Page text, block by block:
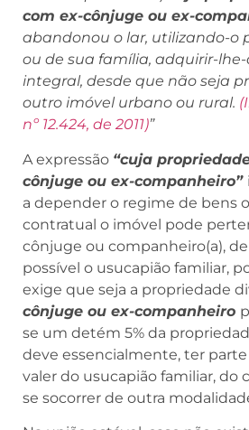
com ex-cônjuge ou ex-
abandonou o lar, utilizando-o
ou de sua família, adquirir-
integral, desde que não seja
outro imóvel urbano ou rural.
nº 12.424, de 2011)”
A expressão “cuja
cônjuge ou ex-companheiro”
a depender o regime de bens
contratual o imóvel pode
cônjuge ou companheiro(a),
possível o usucapião familiar,
exige que seja a propriedade
cônjuge ou ex-companheiro
se um detém 5% da
deve essencialmente, ter
valer do usucapião familiar, do
se socorrer de outra